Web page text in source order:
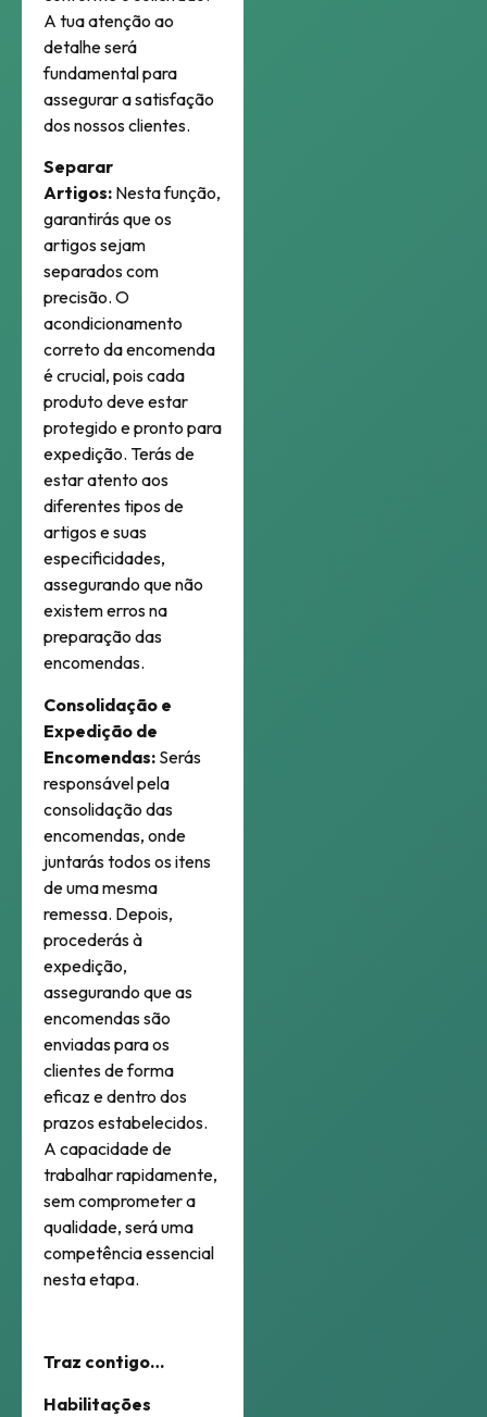
A tua atenção ao
detalhe será
fundamental para
assegurar a satisfação
dos nossos clientes.
Separar
Artigos: Nesta função,
garantirás que os
artigos sejam
separados com
precisão. O
acondicionamento
correto da encomenda
é crucial, pois cada
produto deve estar
protegido e pronto para
expedição. Terás de
estar atento aos
diferentes tipos de
artigos e suas
especificidades,
assegurando que não
existem erros na
preparação das
encomendas.
Consolidação e
Expedição de
Encomendas: Serás
responsável pela
consolidação das
encomendas, onde
juntarás todos os itens
de uma mesma
remessa. Depois,
procederás à
expedição,
assegurando que as
encomendas são
enviadas para os
clientes de forma
eficaz e dentro dos
prazos estabelecidos.
A capacidade de
trabalhar rapidamente,
sem comprometer a
qualidade, será uma
competência essencial
nesta etapa.
Traz contigo…
Habilitações